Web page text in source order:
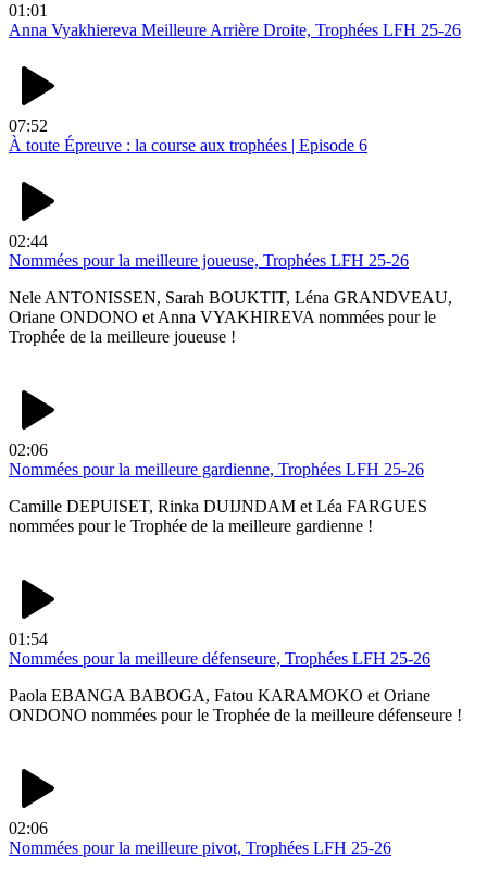
01:01
Anna Vyakhiereva Meilleure Arrière Droite, Trophées LFH 25-26
07:52
À toute Épreuve : la course aux trophées | Episode 6
02:44
Nommées pour la meilleure joueuse, Trophées LFH 25-26
Nele ANTONISSEN, Sarah BOUKTIT, Léna GRANDVEAU,
Oriane ONDONO et Anna VYAKHIREVA nommées pour le
Trophée de la meilleure joueuse !
02:06
Nommées pour la meilleure gardienne, Trophées LFH 25-26
Camille DEPUISET, Rinka DUIJNDAM et Léa FARGUES
nommées pour le Trophée de la meilleure gardienne !
01:54
Nommées pour la meilleure défenseure, Trophées LFH 25-26
Paola EBANGA BABOGA, Fatou KARAMOKO et Oriane
ONDONO nommées pour le Trophée de la meilleure défenseure !
02:06
Nommées pour la meilleure pivot, Trophées LFH 25-26